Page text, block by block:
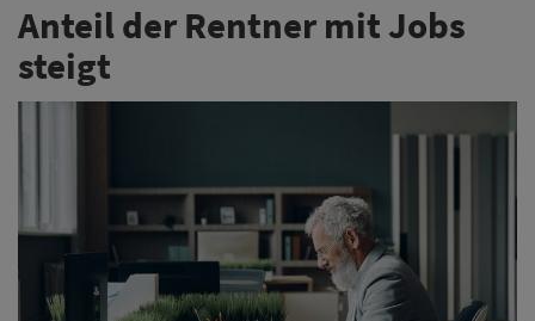
Anteil der Rentner mit Jobs
steigt